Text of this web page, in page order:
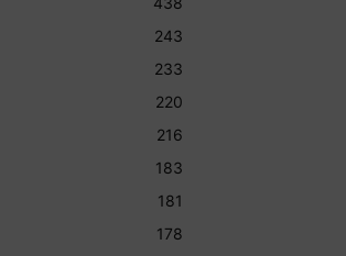
243
233
220
216
183
181
178